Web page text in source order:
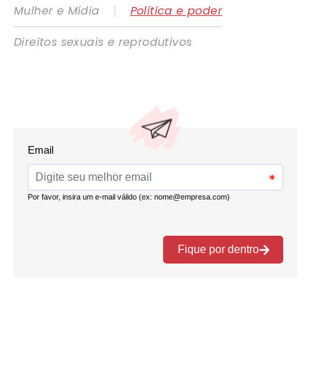
Mulher e Mídia
|
Política e poder
Direitos sexuais e reprodutivos